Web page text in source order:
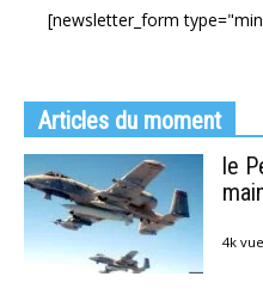
[newsletter_form
Articles du moment
le
4k